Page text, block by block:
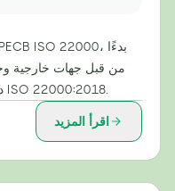
دفع التميز في سلامة الأغذية باستخدام ISO 22000:2018.
اقرأ المزيد